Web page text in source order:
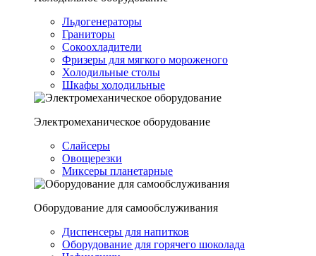
Льдогенераторы
Граниторы
Сокоохладители
Фризеры для мягкого мороженого
Холодильные столы
Шкафы холодильные
Электромеханическое оборудование
Слайсеры
Овощерезки
Миксеры планетарные
Оборудование для самообслуживания
Диспенсеры для напитков
Оборудование для горячего шоколада